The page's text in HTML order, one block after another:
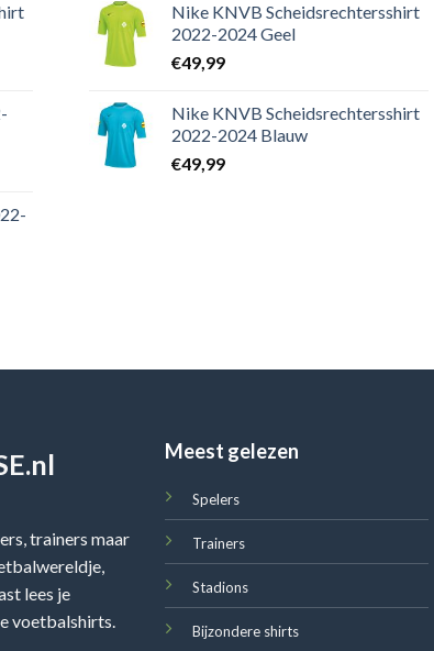
Nike KNVB Scheidsrechtersshirt
2022-2024 Geel
€49,99
Nike KNVB Scheidsrechtersshirt
2022-2024 Blauw
€49,99
trainers maar
lees je
voetbalshirts.
Meest gelezen
Spelers
Trainers
Stadions
Bijzondere shirts